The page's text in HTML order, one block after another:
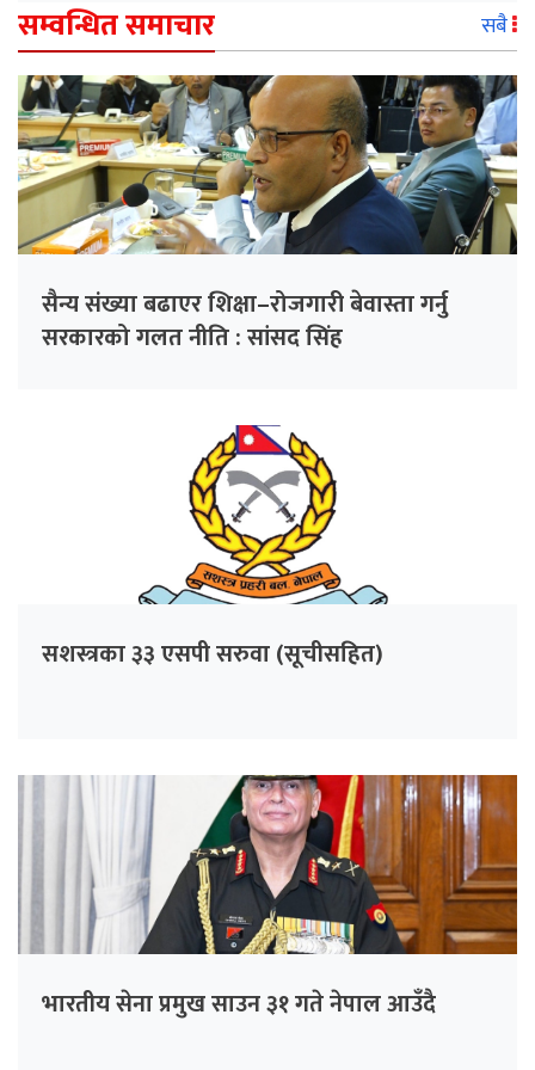
सम्वन्धित समाचार सबै
सैन्य संख्या बढाएर शिक्षा–रोजगारी बेवास्ता गर्नु
सरकारको गलत नीति : सांसद सिंह
सशस्त्रका ३३ एसपी सरुवा (सूचीसहित)
भारतीय सेना प्रमुख साउन ३१ गते नेपाल आउँदै